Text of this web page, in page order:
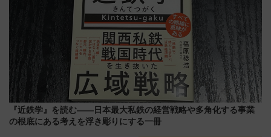
『近鉄学』を読む――日本最大私鉄の経営戦略や多角化する事業
の根底にある考えを浮き彫りにする一冊